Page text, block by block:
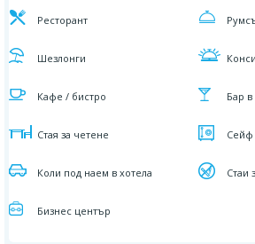
Ресторант
Шезлонги
Кафе / бистро Бар в
Стая за четене Сейф
Коли под наем в хотела Стаи
Бизнес център